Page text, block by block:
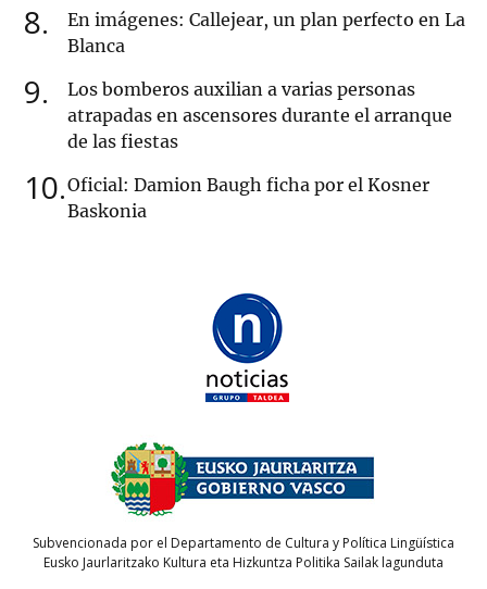
8
En imágenes: Callejear, un plan perfecto en La
Blanca
9
Los bomberos auxilian a varias personas
atrapadas en ascensores durante el arranque
de las fiestas
10 Oficial: Damion Baugh ficha por el Kosner
Baskonia
Subvencionada por el Departamento de Cultura y Política Lingüística
Eusko Jaurlaritzako Kultura eta Hizkuntza Politika Sailak lagunduta